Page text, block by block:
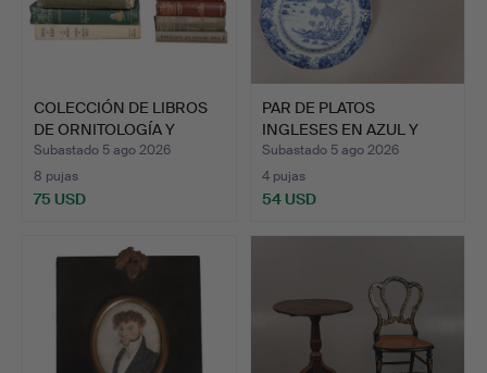
COLECCIÓN DE LIBROS
DE ORNITOLOGÍA Y
TEMÁT…
Subastado 5 ago 2026
8 pujas
75 USD
PAR DE PLATOS
INGLESES EN AZUL Y
BLANCO DE…
Subastado 5 ago 2026
4 pujas
54 USD